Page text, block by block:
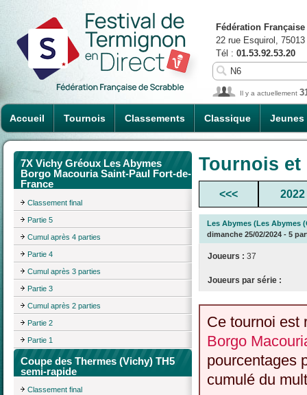
Accueil Tournois Classements Classique Jeunes
Fédération
22 rue Esquirol,
Tél : 01.53.92.53.20
Il y a actuellement
7X Vichy Gréoux Les Abymes
Borgo Macouria Saint-Paul Fort-de-
France
Classement final
Partie 5
Cumul après 4 parties
Partie 4
Cumul après 3 parties
Partie 3
Cumul après 2 parties
Partie 2
Partie 1
Coupe des Thermes (Vichy) TH5
semi-rapide
Classement final
Tournois
<<< 2022
Les Abymes (Les Abymes
dimanche 25/02/2024 - 5
Joueurs : 37
Joueurs par série :
Ce tournoi est
Borgo
pourcentages
cumulé du